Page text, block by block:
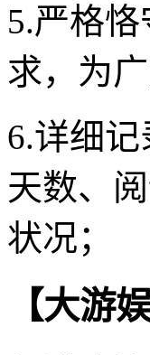
5.严格
求，为
6.详细
天数、
状况；
【大游